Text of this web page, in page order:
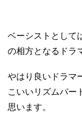
ベーシストとして
の相方となるドラ
やはり良いドラマ
こいいリズムパー
思います。